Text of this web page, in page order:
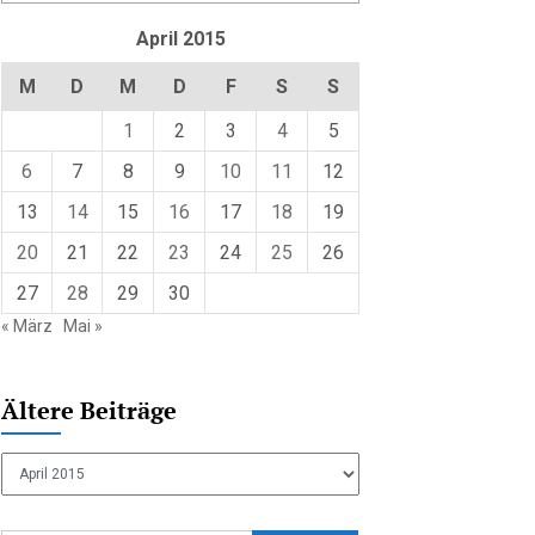
April 2015
M D M D F S
S
1
2 3 4
5
6
7 8 9 10 11
12
13
14 15 16 17 18
19
20
21 22 23 24 25
26
27
28 29 30
« März Mai »
Ältere Beiträge
Ältere
Beiträge